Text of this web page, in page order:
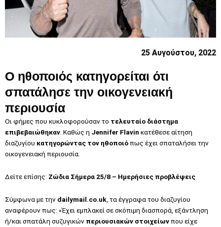
25 Αυγούστου, 2022
Ο ηθοποιός κατηγορείται ότι
σπατάλησε την οικογενειακή
περιουσία
Οι φήμες που κυκλοφορούσαν το τελευταίο διάστημα
επιβεβαιώθηκαν. Καθώς η Jennifer Flavin κατέθεσε αίτηση
διαζυγίου κατηγορώντας τον ηθοποιόπως έχει σπαταλήσει την
οικογενειακή περιουσία.
Δείτε επίσης: Ζώδια Σήμερα 25/8 – Ημερήσιες προβλέψεις
Σύμφωνα με την dailymail.co.uk , τα έγγραφα του διαζυγίου
αναφέρουν πως: «Έχει εμπλακεί σε σκόπιμη διασπορά, εξάντληση
ή/και σπατάλη συζυγικών περιουσιακών στοιχείωνπου είχε